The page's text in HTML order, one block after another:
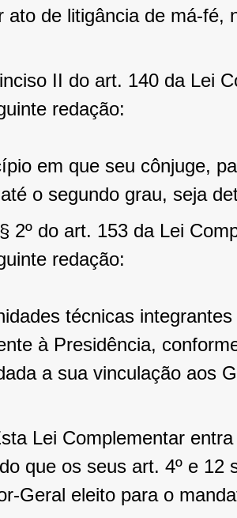
ato de litigância de má-fé,
II do art. 140 da Lei
redação:
em que seu cônjuge,
o segundo grau, seja
2º do art. 153 da Lei
redação:
técnicas
à Presidência,
a sua vinculação aos
Lei Complementar
que os seus art. 4º e
Geral eleito para o